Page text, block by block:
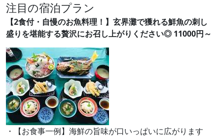
注目の宿泊プラン
【2食付・自慢のお魚料理！】玄界灘で獲れる鮮魚の刺し
盛りを堪能する贅沢にお召し上がりください◎ 11000円～
・【お食事一例】海鮮の旨味が口いっぱいに広がります